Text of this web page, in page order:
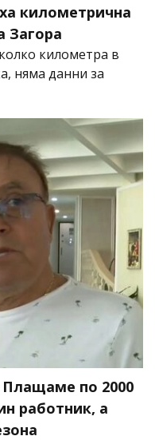
километрична
Загора
километра в
няма данни за
по 2000
работник, а